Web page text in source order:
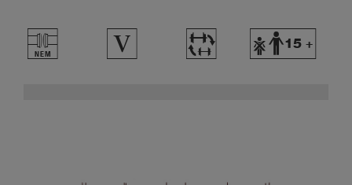
U 5 ~ Y